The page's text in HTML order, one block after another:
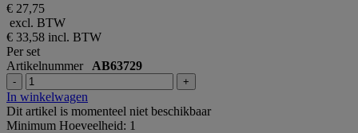
€ 27,75
excl. BTW
€ 33,58 incl. BTW
Per set
Artikelnummer AB63729
- +
In winkelwagen
Dit artikel is momenteel niet beschikbaar
Minimum Hoeveelheid: 1